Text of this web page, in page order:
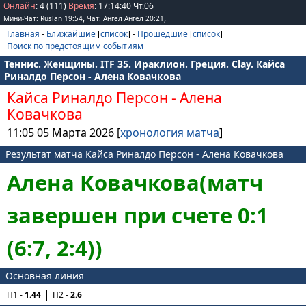
Онлайн: 4 (111) Время: 17:14:40 Чт.06
Мини-Чат: Ruslan 19:54, Чат: Ангел Ангел 20:21 ,
Главная - Ближайшие [список] - Прошедшие [список]
Поиск по предстоящим событиям
Теннис. Женщины. ITF 35. Ираклион. Греция. Clay. Кайса
Риналдо Персон - Алена Ковачкова
Кайса Риналдо Персон - Алена
Ковачкова
11:05 05 Марта 2026 [хронология матча]
Результат матча Кайса Риналдо Персон - Алена Ковачкова
Алена Ковачкова(матч
завершен при счете 0:1
(6:7, 2:4))
Основная линия
П1 -1.44 П2 -2.6